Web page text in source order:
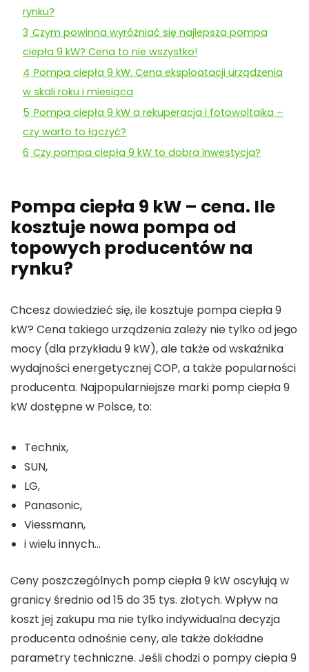
rynku?
3 Czym powinna wyróżniać się najlepsza pompa
ciepła 9 kW? Cena to nie wszystko!
4 Pompa ciepła 9 kW. Cena eksploatacji urządzenia
w skali roku i miesiąca
5 Pompa ciepła 9 kW a rekuperacja i fotowoltaika –
czy warto to łączyć?
6 Czy pompa ciepła 9 kW to dobra inwestycja?
Pompa ciepła 9 kW – cena. Ile
kosztuje nowa pompa od
topowych producentów na
rynku?
Chcesz dowiedzieć się, ile kosztuje pompa ciepła 9
kW? Cena takiego urządzenia zależy nie tylko od jego
mocy (dla przykładu 9 kW), ale także od wskaźnika
wydajności energetycznej COP, a także popularności
producenta. Najpopularniejsze marki pomp ciepła 9
kW dostępne w Polsce, to:
Technix,
SUN,
LG,
Panasonic,
Viessmann,
i wielu innych…
Ceny poszczególnych pomp ciepła 9 kW oscylują w
granicy średnio od 15 do 35 tys. złotych. Wpływ na
koszt jej zakupu ma nie tylko indywidualna decyzja
producenta odnośnie ceny, ale także dokładne
parametry techniczne. Jeśli chodzi o pompy ciepła 9